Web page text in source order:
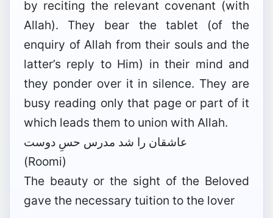
by reciting the relevant covenant (with
Allah). They bear the tablet (of the
enquiry of Allah from their souls and the
latter’s reply to Him) in their mind and
they ponder over it in silence. They are
busy reading only that page or part of it
which leads them to union with Allah.
عاشقان را شد مدرس حسِ دوست
(Roomi)
The beauty or the sight of the Beloved
gave the necessary tuition to the lover